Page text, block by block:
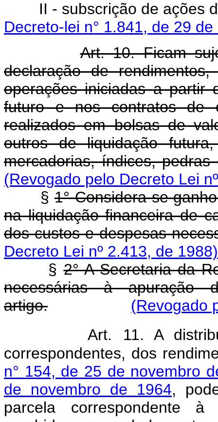
II - subscrição de ações
Decreto-lei n° 1.841, de 29
Art. 10. Ficam
declaração de
operações iniciadas a
futuro e nos contratos de
realizados em bolsas de
outros de liquidação
mercadorias, índices,
(Revogado pelo Decreto Lei
§1° Considera-se
na liquidação financeira de
dos custos e despesas
Decreto Lei nº 2.413, de 1988)
§2° A Secretaria da
necessárias à
artigo.
(Revogado
Art.
11. A
correspondentes, dos
n° 154, de 25 de novembro
de novembro de 1964,
parcela correspondente